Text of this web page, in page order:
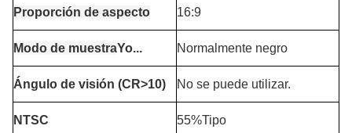
Proporción de aspecto 16:9
Modo de muestraYo... Normalmente negro
Ángulo de visión (CR>10) No se puede utilizar.
NTSC 55%Tipo